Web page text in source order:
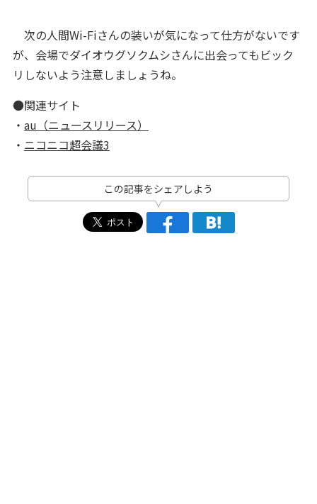
次の人間Wi-Fiさんの装いが気になって仕方がないです
が、会場でダイオウグソクムシさんに出会ってもビック
リしないよう注意しましょうね。
●関連サイト
・ au（ニュースリリース）
・ ニコニコ超会議3
この記事をシェアしよう